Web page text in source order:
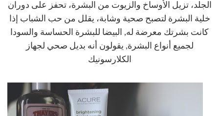
الجلد، تزيل الأوساخ والزيوت من البشرة، تحفز على دوران
خلية البشرة لتصبح صحية وشابة، يقلل من حب الشباب إذا
كانت بشرتك معرضة له, البيضا للبشرة الحساسة والسودا
لجميع أنواع البشرة, يقولون أنه بديل صحي لجهاز
الكلارسونيك